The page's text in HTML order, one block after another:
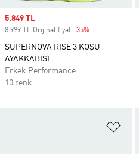
Sale price
5.849 TL
8.999 TL Orijinal fiyat -35%
SUPERNOVA RISE 3 KOŞU
AYAKKABISI
Erkek Performance
10 renk